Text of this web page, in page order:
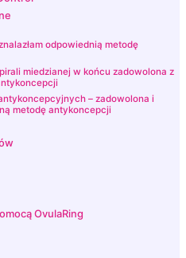
odpowiednią metodę
miedzianej w końcu zadowolona z
– zadowolona i
metodę antykoncepcji
OvulaRing